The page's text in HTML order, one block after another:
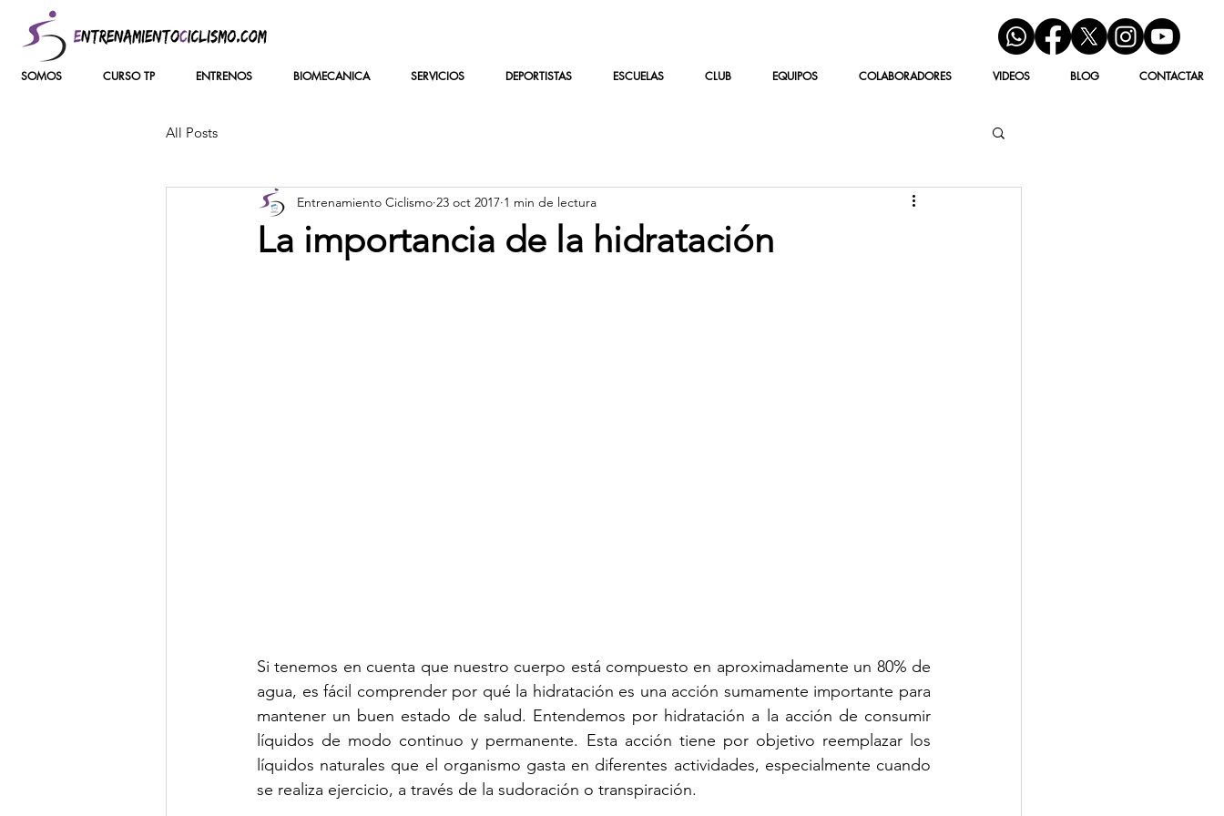
SOMOS CURSO TP ENTRENOS BIOMECANICA SERVICIOS DEPORTISTAS ESCUELAS CLUB EQUIPOS COLABORADORES VIDEOS BLOG CONTACTAR
All Posts
La importancia de la hidratación
Entrenamiento Ciclismo 23 oct 2017 1 min de lectura
Si tenemos en cuenta que nuestro cuerpo está compuesto en aproximadamente un 80% de
agua, es fácil comprender por qué la hidratación es una acción sumamente importante para
mantener un buen estado de salud. Entendemos por hidratación a la acción de consumir
líquidos de modo continuo y permanente. Esta acción tiene por objetivo reemplazar los
líquidos naturales que el organismo gasta en diferentes actividades, especialmente cuando
se realiza ejercicio, a través de la sudoración o transpiración.